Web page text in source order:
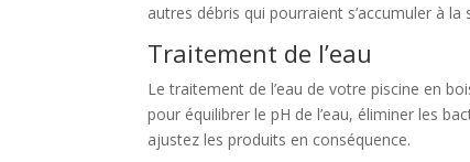
autres débris qui pourraient s’accumuler à
Traitement de l’eau
Le traitement de l’eau de votre piscine en
pour équilibrer le pH de l’eau, éliminer les
ajustez les produits en conséquence.